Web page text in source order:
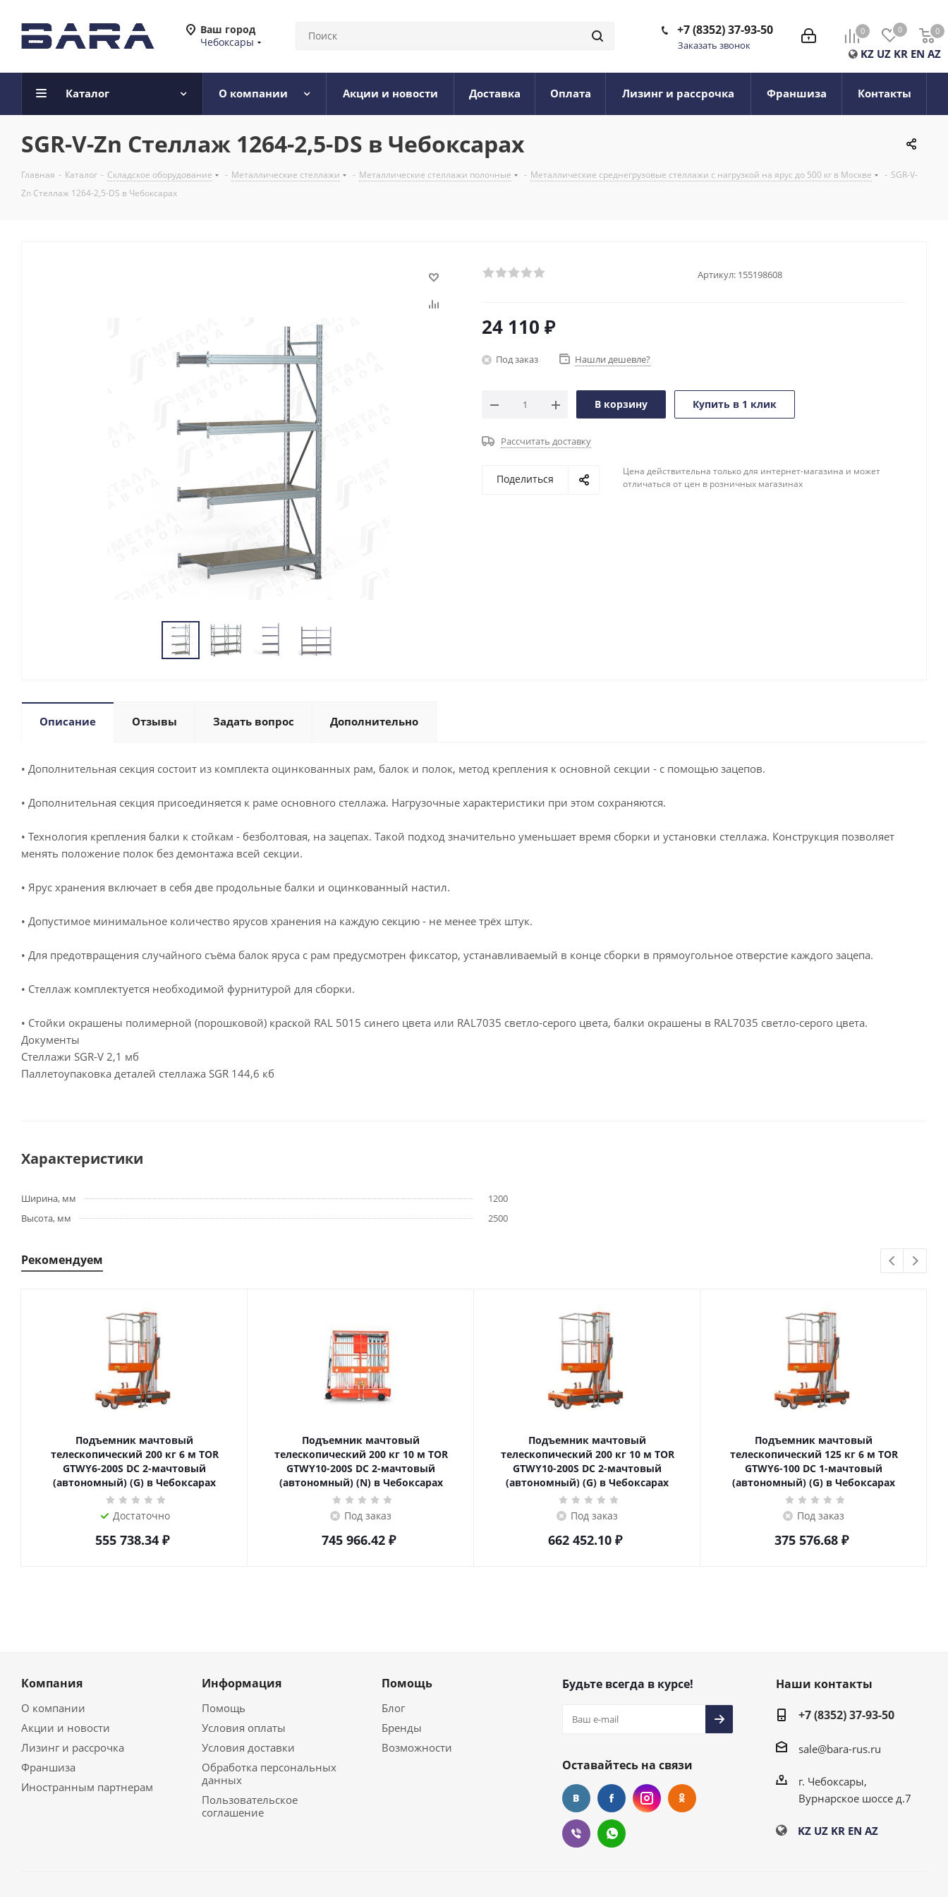
Ваш город
Чебоксары
0 0 0
0
KZ UZ KR EN AZ
+7 (8352) 37-93-50
Заказать звонок
Каталог О компании Акции и новости Доставка Оплата Лизинг и рассрочка Франшиза Контакты
SGR-V-Zn Стеллаж 1264-2,5-DS в Чебоксарах
Главная - Каталог - Складское оборудование - Металлические стеллажи - Металлические стеллажи полочные - Металлические среднегрузовые стеллажи с нагрузкой на ярус до 500 кг в Москве - SGR-V-
Zn Стеллаж 1264-2,5-DS в Чебоксарах
Артикул: 155198608
24 110 ₽
Под заказ Нашли дешевле?
В корзину Купить в 1 клик
Рассчитать доставку
Поделиться
Цена действительна только для интернет-магазина и может
отличаться от цен в розничных магазинах
Описание Отзывы Задать вопрос Дополнительно
• Дополнительная секция состоит из комплекта оцинкованных рам, балок и полок, метод крепления к основной секции - с помощью зацепов.
• Дополнительная секция присоединяется к раме основного стеллажа. Нагрузочные характеристики при этом сохраняются.
• Технология крепления балки к стойкам - безболтовая, на зацепах. Такой подход значительно уменьшает время сборки и установки стеллажа. Конструкция позволяет
менять положение полок без демонтажа всей секции.
• Ярус хранения включает в себя две продольные балки и оцинкованный настил.
• Допустимое минимальное количество ярусов хранения на каждую секцию - не менее трёх штук.
• Для предотвращения случайного съёма балок яруса с рам предусмотрен фиксатор, устанавливаемый в конце сборки в прямоугольное отверстие каждого зацепа.
• Стеллаж комплектуется необходимой фурнитурой для сборки.
• Стойки окрашены полимерной (порошковой) краской RAL 5015 синего цвета или RAL7035 светло-серого цвета, балки окрашены в RAL7035 светло-серого цвета.
Документы
Стеллажи SGR-V 2,1 мб
Паллетоупаковка деталей стеллажа SGR 144,6 кб
Характеристики
Ширина, мм
1200
Высота, мм
2500
Рекомендуем
Подъемник мачтовый
телескопический 200 кг 6 м TOR
GTWY6-200S DC 2-мачтовый
(автономный) (G) в Чебоксарах
Достаточно
555 738.34₽
Подъемник мачтовый
телескопический 200 кг 10 м TOR
GTWY10-200S DC 2-мачтовый
(автономный) (N) в Чебоксарах
Под заказ
745 966.42₽
Подъемник мачтовый
телескопический 200 кг 10 м TOR
GTWY10-200S DC 2-мачтовый
(автономный) (G) в Чебоксарах
Под заказ
662 452.10₽
Подъемник мачтовый
телескопический 125 кг 6 м TOR
GTWY6-100 DC 1-мачтовый
(автономный) (G) в Чебоксарах
Под заказ
375 576.68₽
Компания
О компании
Акции и новости
Лизинг и рассрочка
Франшиза
Иностранным партнерам
Информация
Помощь
Условия оплаты
Условия доставки
Обработка персональных
данных
Пользовательское
соглашение
Помощь
Блог
Бренды
Возможности
Будьте всегда в курсе!
Оставайтесь на связи
Наши контакты
+7 (8352) 37-93-50
sale@bara-rus.ru
г. Чебоксары,
Вурнарское шоссе д.7
KZ UZ KR EN AZ